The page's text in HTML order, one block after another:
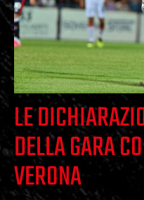
LE
DELLA GARA
VERONA